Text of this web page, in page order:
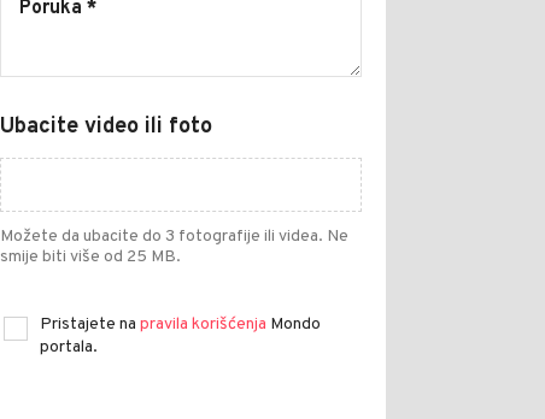
Ubacite video ili foto
Možete da ubacite do 3 fotografije ili videa. Ne
smije biti više od 25 MB.
Pristajete na pravila korišćenja Mondo
portala.